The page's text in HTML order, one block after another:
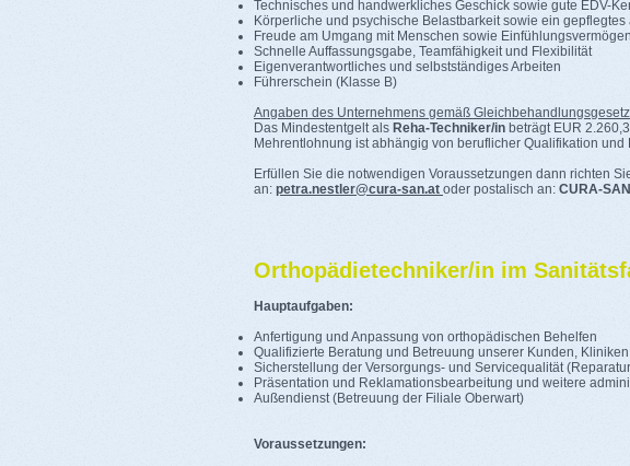
Technisches und handwerkliches Geschick sowie gute EDV-
Körperliche und psychische Belastbarkeit sowie ein
Freude am Umgang mit Menschen sowie
Schnelle Auffassungsgabe, Teamfähigkeit und Flexibilität
Eigenverantwortliches und selbstständiges Arbeiten
Führerschein (Klasse B)
Angaben des Unternehmens gemäß
Das Mindestentgelt als Reha-Techniker/in beträgt EUR
Mehrentlohnung ist abhängig von beruflicher Qualifikation und
Erfüllen Sie die notwendigen Voraussetzungen dann richten
an: petra.nestler@cura-san.at oder postalisch an: CURA-
Orthopädietechniker/in im
Hauptaufgaben:
Anfertigung und Anpassung von orthopädischen Behelfen
Qualifizierte Beratung und Betreuung unserer Kunden,
Sicherstellung der Versorgungs- und Servicequalität
Präsentation und Reklamationsbearbeitung und weitere
Außendienst (Betreuung der Filiale Oberwart)
Voraussetzungen: